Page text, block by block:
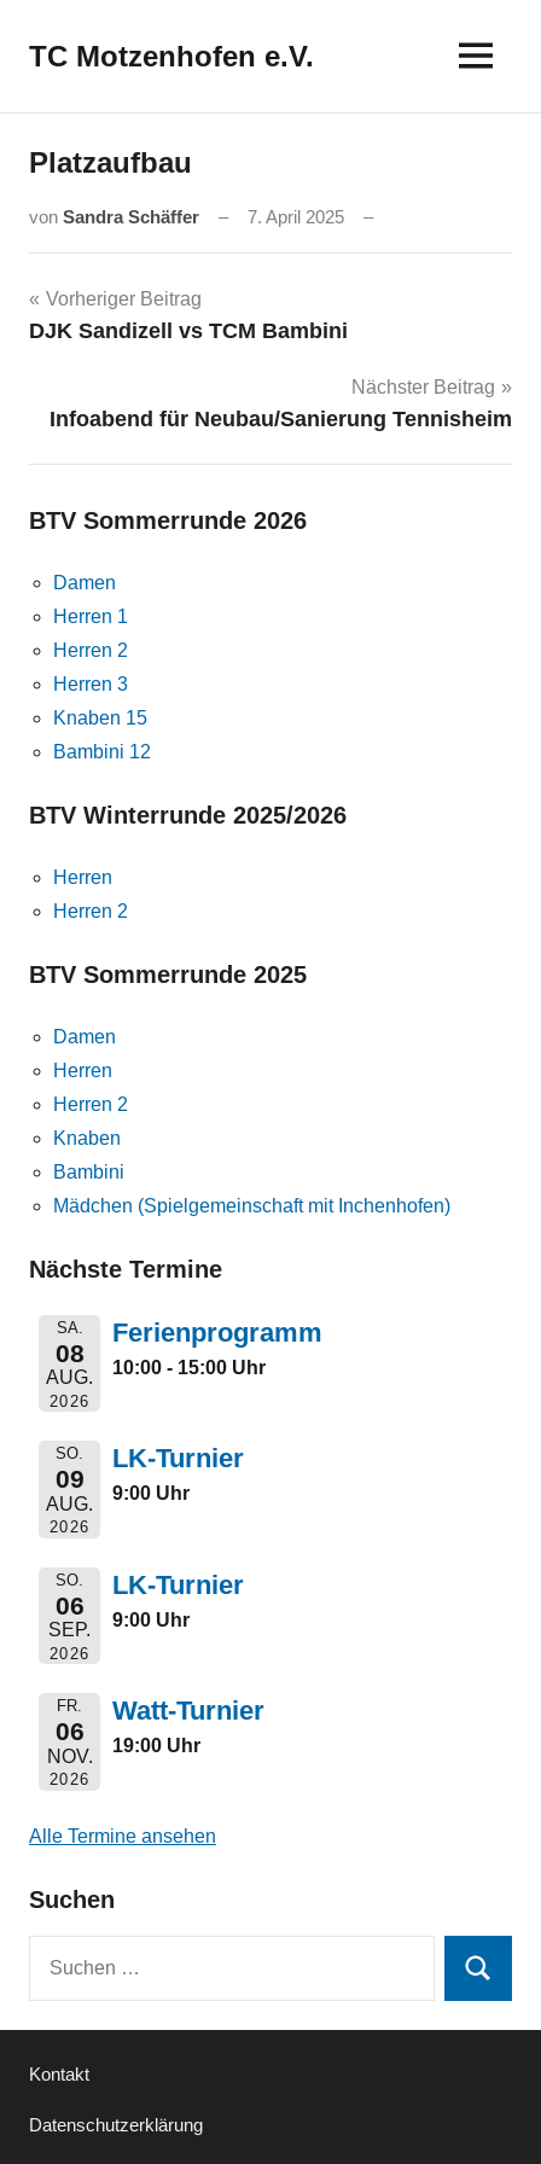
InhaltTC Motzenhofen e.V.
Platzaufbau
von Sandra Schäffer 7. April 2025
Beitragsnavigation
Vorheriger Beitrag
DJK Sandizell vs TCM Bambini
Nächster Beitrag
Infoabend für Neubau/Sanierung Tennisheim
BTV Sommerrunde 2026
Damen
Herren 1
Herren 2
Herren 3
Knaben 15
Bambini 12
BTV Winterrunde 2025/2026
Herren
Herren 2
BTV Sommerrunde 2025
Damen
Herren
Herren 2
Knaben
Bambini
Mädchen (Spielgemeinschaft mit Inchenhofen)
Nächste Termine
SA.
08
AUG.
2026
Ferienprogramm
10:00 - 15:00 Uhr
SO.
09
AUG.
2026
LK-Turnier
9:00 Uhr
SO.
06
SEP.
2026
LK-Turnier
9:00 Uhr
FR.
06
NOV.
2026
Watt-Turnier
19:00 Uhr
Alle Termine ansehen
Suchen
Suchen
Kontakt
Datenschutzerklärung